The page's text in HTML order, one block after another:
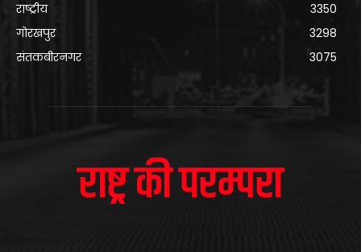
राष्ट्रीय
3350
गोरखपुर
3298
संतकबीरनगर
3075